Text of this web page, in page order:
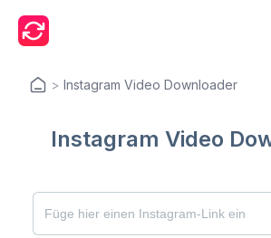
> Instagram Video Downloader
Instagram Video